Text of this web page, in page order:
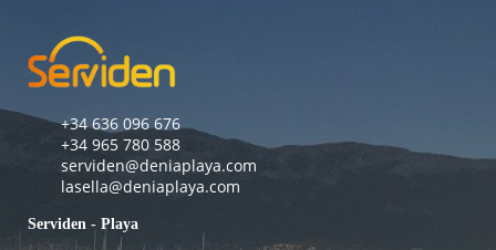
+34 636 096 676
+34 965 780 588
serviden@deniaplaya.com
lasella@deniaplaya.com
Serviden - Playa